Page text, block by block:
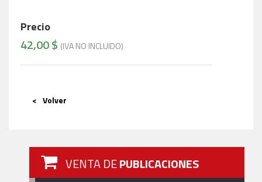
Precio
42,00 $ (IVA NO INCLUIDO)
Volver
VENTA DEPUBLICACIONES